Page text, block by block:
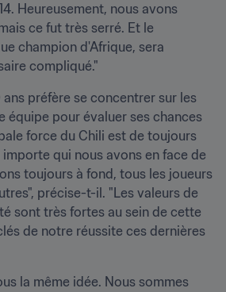
Heureusement, nous avons
ce fut très serré. Et le
champion d'Afrique, sera
compliqué."
préfère se concentrer sur les
équipe pour évaluer ses chances
force du Chili est de toujours
qui nous avons en face de
toujours à fond, tous les joueurs
précise-t-il. "Les valeurs de
sont très fortes au sein de cette
de notre réussite ces dernières
la même idée. Nous sommes